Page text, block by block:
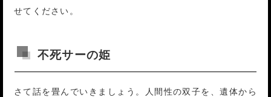
せてください。
不死サーの姫
さて話を畳んでいきましょう。人間性の双子を、遺体から